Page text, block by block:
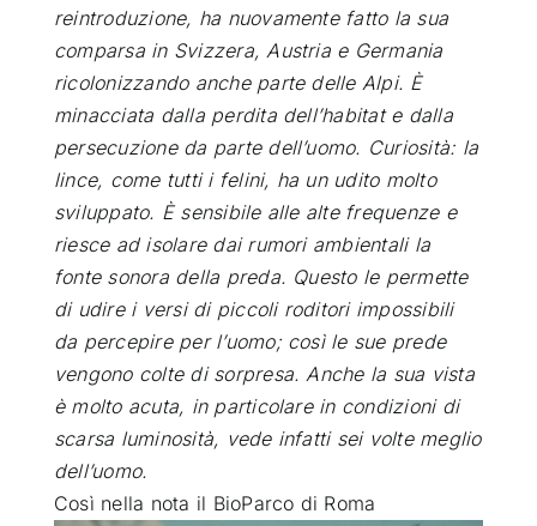
reintroduzione, ha nuovamente fatto la sua
comparsa in Svizzera, Austria e Germania
ricolonizzando anche parte delle Alpi. È
minacciata dalla perdita dell’habitat e dalla
persecuzione da parte dell’uomo. Curiosità: la
lince, come tutti i felini, ha un udito molto
sviluppato. È sensibile alle alte frequenze e
riesce ad isolare dai rumori ambientali la
fonte sonora della preda. Questo le permette
di udire i versi di piccoli roditori impossibili
da percepire per l’uomo; così le sue prede
vengono colte di sorpresa. Anche la sua vista
è molto acuta, in particolare in condizioni di
scarsa luminosità, vede infatti sei volte meglio
dell’uomo.
Così nella nota il BioParco di Roma